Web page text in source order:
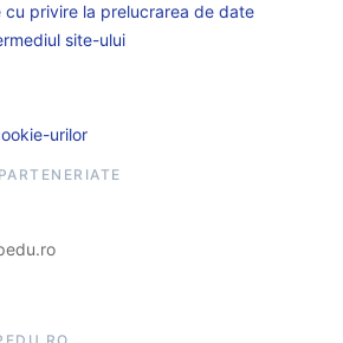
cu privire la prelucrarea de date
site-ului
urilor